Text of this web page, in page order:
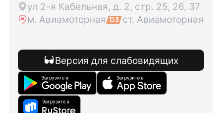
ул 2-я Кабельная, д. 2, стр. 25, 26, 37
м. Авиамоторная
ст. Авиамоторная
Версия для слабовидящих